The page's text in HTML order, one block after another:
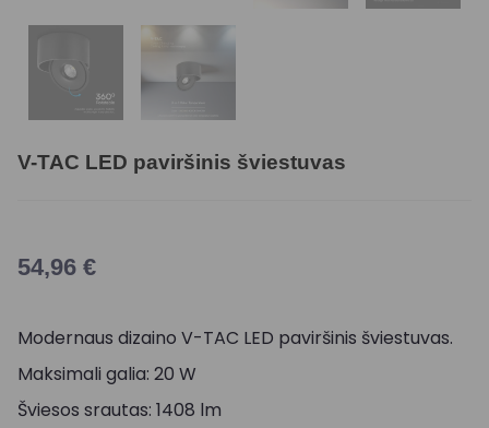
V-TAC LED paviršinis šviestuvas
54,96 €
Modernaus dizaino V-TAC LED paviršinis šviestuvas.
Maksimali galia: 20 W
Šviesos srautas: 1408 lm